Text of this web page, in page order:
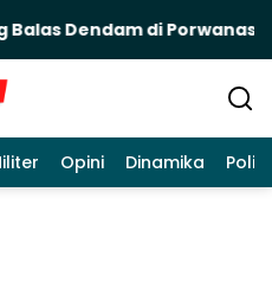
di Porwanas 2027
Opini Dinamika